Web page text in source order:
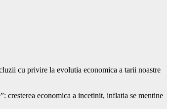
cu privire la evolutia economica a tarii noastre
cresterea economica a incetinit, inflatia se mentine